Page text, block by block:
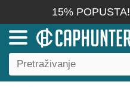
15% POPUSTA!